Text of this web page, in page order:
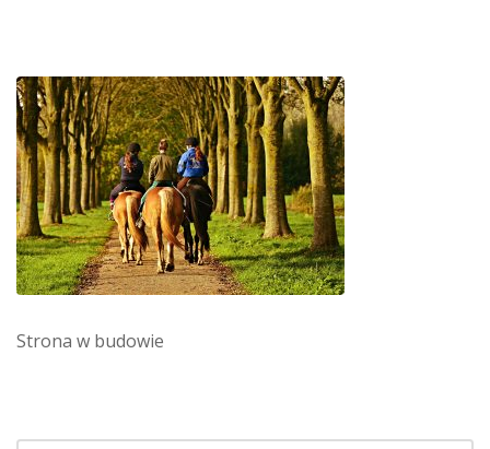
Strona w budowie